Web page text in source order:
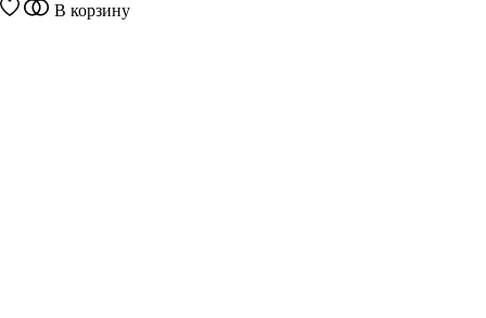
В корзину